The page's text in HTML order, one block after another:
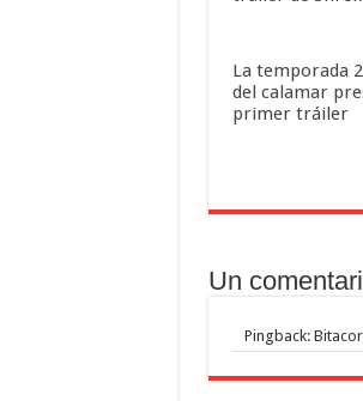
La temporada
del calamar
primer tráiler
Un
Pingback: